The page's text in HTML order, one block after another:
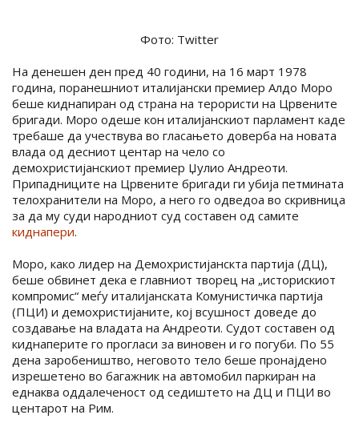
Фото: Twitter
На денешен ден пред 40 години, на 16 март 1978
година, поранешниот италијански премиер Алдо Моро
беше киднапиран од страна на терористи на Црвените
бригади. Моро одеше кон италијанскиот парламент каде
требаше да учествува во гласањето доверба на новата
влада од десниот центар на чело со
демохристијанскиот премиер Џулио Андреоти.
Припадниците на Црвените бригади ги убија петмината
телохранители на Моро, а него го одведоа во скривница
за да му суди народниот суд составен од самите
киднапери.
Моро, како лидер на Демохристијанскта партија (ДЦ),
беше обвинет дека е главниот творец на „историскиот
компромис“ меѓу италијанската Комунистичка партија
(ПЦИ) и демохристијаните, кој всушност доведе до
создавање на владата на Андреоти. Судот составен од
киднаперите го прогласи за виновен и го погуби. По 55
дена заробеништво, неговото тело беше пронајдено
изрешетено во багажник на автомобил паркиран на
еднаква оддалеченост од седиштето на ДЦ и ПЦИ во
центарот на Рим.